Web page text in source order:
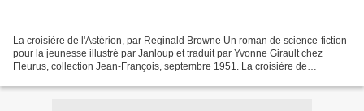
La croisière de l'Astérion, par Reginald Browne Un roman de science-fiction
pour la jeunesse illustré par Janloup et traduit par Yvonne Girault chez
Fleurus, collection Jean-François, septembre 1951. La croisière de